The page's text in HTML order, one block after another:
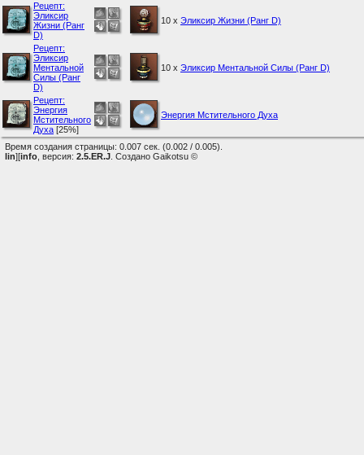
Рецепт:
Эликсир
Жизни (Ранг
D)
10 x Эликсир Жизни (Ранг D)
Рецепт:
Эликсир
Ментальной
Силы (Ранг
D)
10 x Эликсир Ментальной Силы (Ранг D)
Рецепт:
Энергия
Мстительного
Духа [25%]
Энергия Мстительного Духа
Время создания страницы: 0.007 сек. (0.002 / 0.005).
lin][info , версия: 2.5.ER.J . Создано Gaikotsu ©